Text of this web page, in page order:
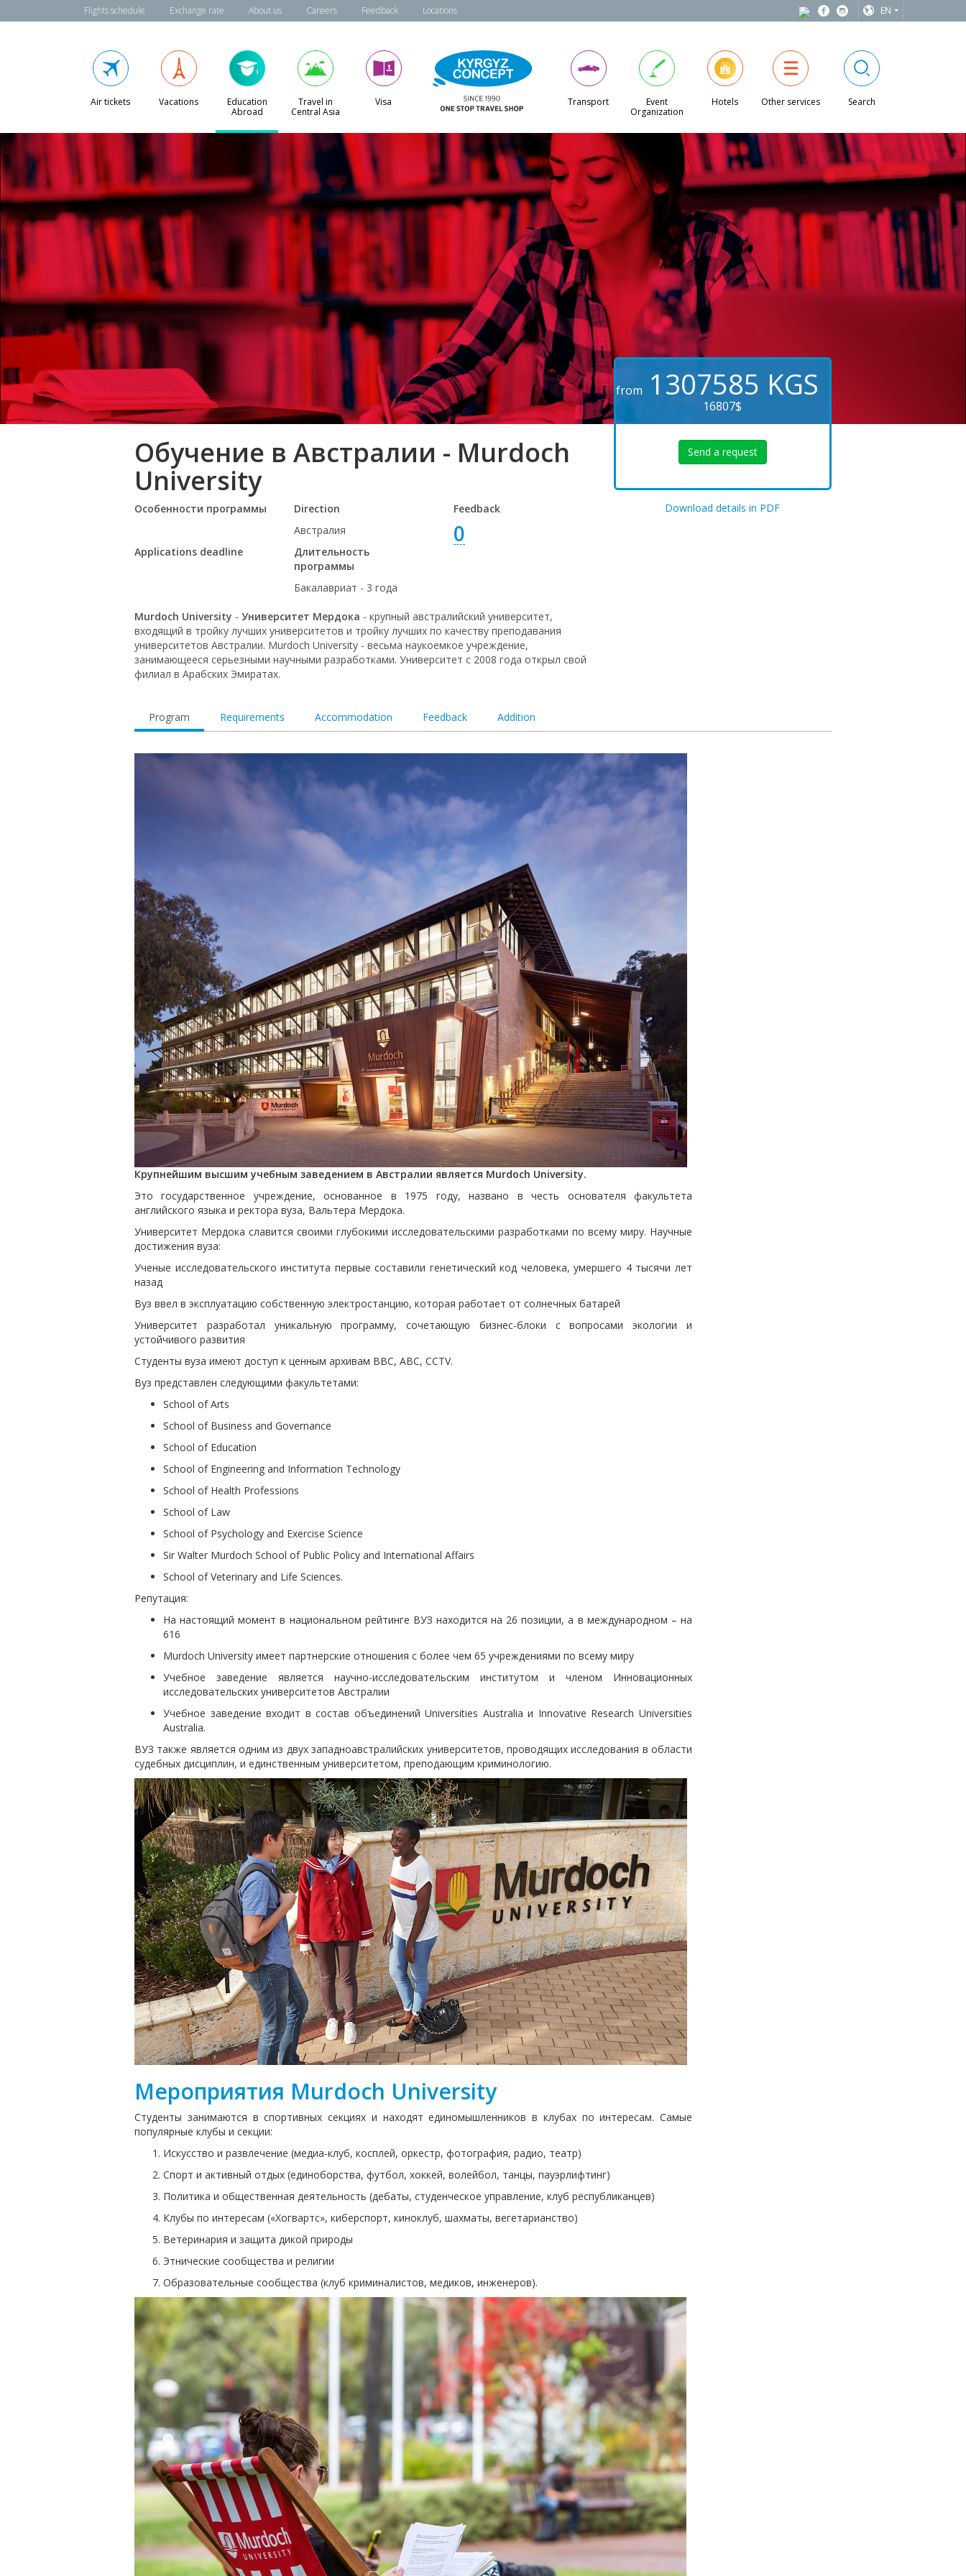
Flights schedule Exchange rate About us Careers Feedback Locations EN
Air tickets Vacations
Education
Abroad
Travel in
Central Asia
Visa Transport
Event
Organization
Hotels Other services Search
Обучение в Австралии - Murdoch
University
Особенности программы
Direction
Австралия
Feedback
0
Applications deadline
Длительность
программы
Бакалавриат - 3 года
Murdoch University - Университет Мердока - крупный австралийский университет,
входящий в тройку лучших университетов и тройку лучших по качеству преподавания
университетов Австралии. Murdoch University - весьма наукоемкое учреждение,
занимающееся серьезными научными разработками. Университет с 2008 года открыл свой
филиал в Арабских Эмиратах.
from 1307585 KGS
16807$
Send a request
Download details in PDF
Program Requirements Accommodation Feedback Addition
Крупнейшим высшим учебным заведением в Австралии является Murdoch University.
Это государственное учреждение, основанное в 1975 году, названо в честь основателя факультета
английского языка и ректора вуза, Вальтера Мердока.
Университет Мердока славится своими глубокими исследовательскими разработками по всему миру. Научные
достижения вуза:
Ученые исследовательского института первые составили генетический код человека, умершего 4 тысячи лет
назад
Вуз ввел в эксплуатацию собственную электростанцию, которая работает от солнечных батарей
Университет разработал уникальную программу, сочетающую бизнес-блоки с вопросами экологии и
устойчивого развития
Студенты вуза имеют доступ к ценным архивам BBC, ABC, CCTV.
Вуз представлен следующими факультетами:
School of Arts
School of Business and Governance
School of Education
School of Engineering and Information Technology
School of Health Professions
School of Law
School of Psychology and Exercise Science
Sir Walter Murdoch School of Public Policy and International Affairs
School of Veterinary and Life Sciences.
Репутация:
На настоящий момент в национальном рейтинге ВУЗ находится на 26 позиции, а в международном – на
616
Murdoch University имеет партнерские отношения с более чем 65 учреждениями по всему миру
Учебное заведение является научно-исследовательским институтом и членом Инновационных
исследовательских университетов Австралии
Учебное заведение входит в состав объединений Universities Australia и Innovative Research Universities
Australia.
ВУЗ также является одним из двух западноавстралийских университетов, проводящих исследования в области
судебных дисциплин, и единственным университетом, преподающим криминологию.
Мероприятия Murdoch University
Студенты занимаются в спортивных секциях и находят единомышленников в клубах по интересам. Самые
популярные клубы и секции:
Искусство и развлечение (медиа-клуб, косплей, оркестр, фотография, радио, театр)
Спорт и активный отдых (единоборства, футбол, хоккей, волейбол, танцы, пауэрлифтинг)
Политика и общественная деятельность (дебаты, студенческое управление, клуб республиканцев)
Клубы по интересам («Хогвартс», киберспорт, киноклуб, шахматы, вегетарианство)
Ветеринария и защита дикой природы
Этнические сообщества и религии
Образовательные сообщества (клуб криминалистов, медиков, инженеров).